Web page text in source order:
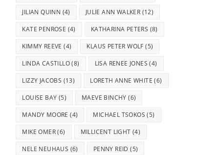
JILIAN QUINN (4) JULIE ANN WALKER (12)
KATE PENROSE (4) KATHARINA PETERS (8)
KIMMY REEVE (4) KLAUS PETER WOLF (5)
LINDA CASTILLO(8) LISA RENEE JONES (4)
LIZZY JACOBS (13) LORETH ANNE WHITE (6)
LOUISE BAY (5) MAEVE BINCHY (6)
MANDY MOORE (4) MICHAEL TSOKOS (5)
MIKE OMER(6) MILLICENT LIGHT (4)
NELE NEUHAUS (6) PENNY REID (5)